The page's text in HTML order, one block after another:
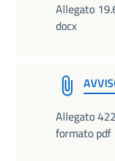
Allegato
docx
Allegato
formato pdf